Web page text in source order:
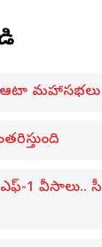
ఆటా మహాసభలు
1 వీసాలు..